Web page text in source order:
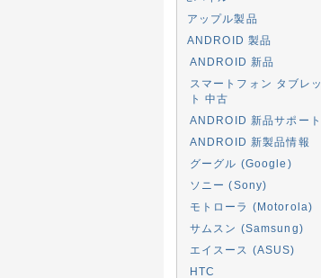
アップル製品
ANDROID 製品
ANDROID 新品
スマートフォン タブレッ
ト 中古
ANDROID 新品サポート
ANDROID 新製品情報
グーグル (Google)
ソニー (Sony)
モトローラ (Motorola)
サムスン (Samsung)
エイスース (ASUS)
HTC